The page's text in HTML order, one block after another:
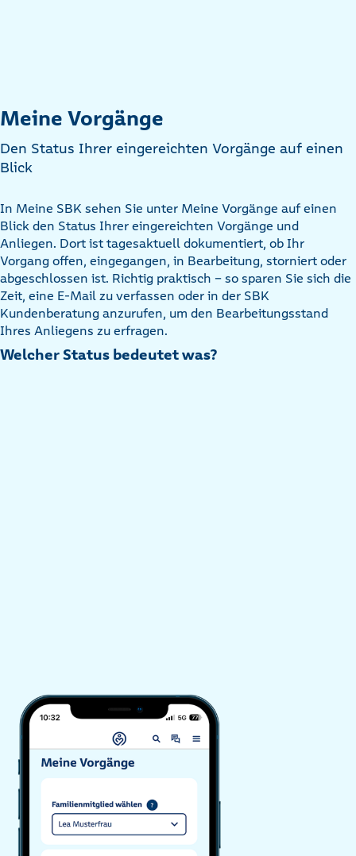
Meine Vorgänge
Den Status Ihrer eingereichten Vorgänge auf einen
Blick
In Meine SBK sehen Sie unter Meine Vorgänge auf einen
Blick den Status Ihrer eingereichten Vorgänge und
Anliegen. Dort ist tagesaktuell dokumentiert, ob Ihr
Vorgang offen, eingegangen, in Bearbeitung, storniert oder
abgeschlossen ist. Richtig praktisch – so sparen Sie sich die
Zeit, eine E-Mail zu verfassen oder in der SBK
Kundenberatung anzurufen, um den Bearbeitungsstand
Ihres Anliegens zu erfragen.
Welcher Status bedeutet was?